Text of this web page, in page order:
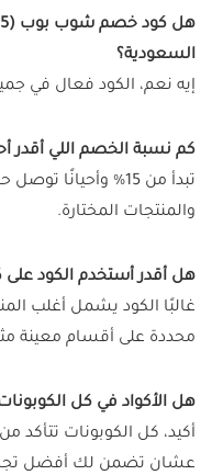
السعودية؟
إيه نعم، الكود فعال في
كم نسبة الخصم اللي أقدر
والمنتجات المختارة.
هل أقدر أستخدم الكود على
غالبًا الكود يشمل أغلب
محددة على أقسام معينة
هل الأكواد في كل
أكيد، كل الكوبونات تتأكد
عشان تضمن لك أفضل